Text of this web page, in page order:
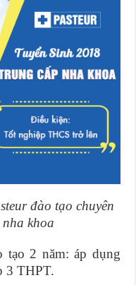
đào tạo chuyên
khoa
tạo 2 năm: áp dụng
3 THPT.